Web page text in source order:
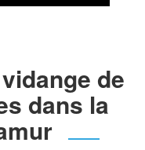
de
dans la